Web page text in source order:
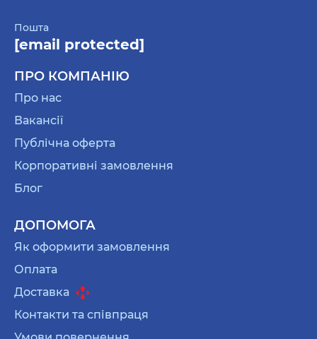
Пошта
[email protected]
ПРО КОМПАНІЮ
Про нас
Вакансії
Публічна оферта
Корпоративні замовлення
Блог
ДОПОМОГА
Як оформити замовлення
Оплата
Доставка
Контакти та співпраця